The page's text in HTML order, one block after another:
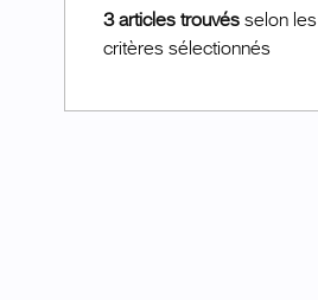
3 articles trouvés selon les
critères sélectionnés